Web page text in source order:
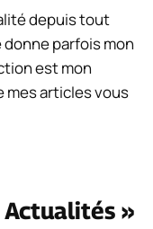
depuis tout
parfois mon
est mon
mes articles vous
»